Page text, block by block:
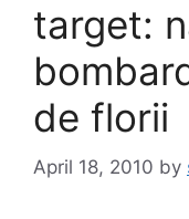
target:
de florii
April 18, 2010 by